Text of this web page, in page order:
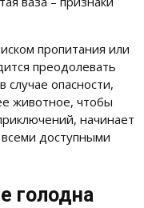
пропитания или
преодолевать
случае опасности,
животное, чтобы
начинает
доступными
голодна